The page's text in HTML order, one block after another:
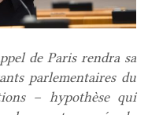
de Paris rendra sa
parlementaires du
– hypothèse qui